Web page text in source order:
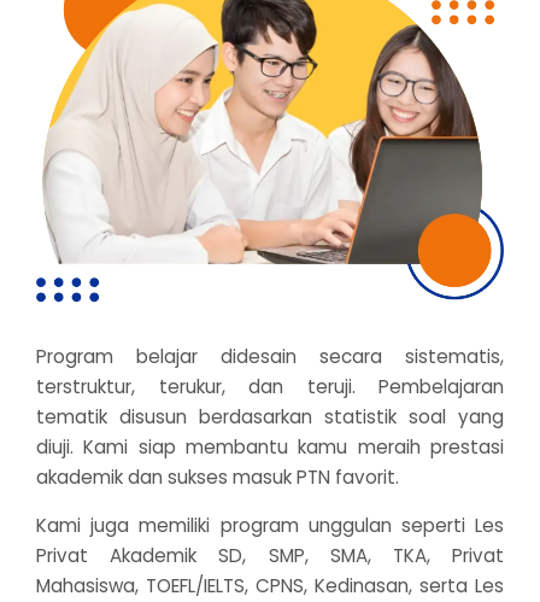
Program belajar didesain secara sistematis,
terstruktur, terukur, dan teruji. Pembelajaran
tematik disusun berdasarkan statistik soal yang
diuji. Kami siap membantu kamu meraih prestasi
akademik dan sukses masuk PTN favorit.
Kami juga memiliki program unggulan seperti Les
Privat Akademik SD, SMP, SMA, TKA, Privat
Mahasiswa, TOEFL/IELTS, CPNS, Kedinasan, serta Les